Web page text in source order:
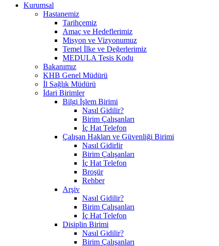
Kurumsal
Hastanemiz
Tarihçemiz
Amaç ve Hedeflerimiz
Misyon ve Vizyonumuz
Temel İlke ve Değerlerimiz
MEDULA Tesis Kodu
Bakanımız
KHB Genel Müdürü
İl Sağlık Müdürü
İdari Birimler
Bilgi İşlem Birimi
Nasıl Gidilir?
Birim Çalışanları
İç Hat Telefon
Çalışan Hakları ve Güvenliği Birimi
Nasıl Gidirlir
Birim Çalışanları
İç Hat Telefon
Broşür
Rehber
Arşiv
Nasıl Gidilir?
Birim Çalışanları
İç Hat Telefon
Disiplin Birimi
Nasıl Gidilir?
Birim Çalışanları